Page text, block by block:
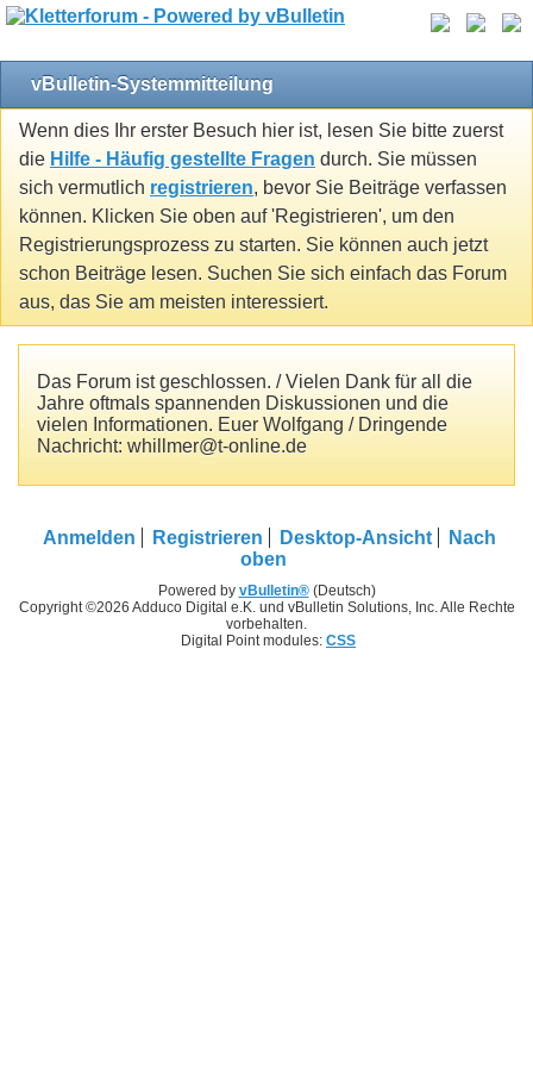
vBulletin-Systemmitteilung
Wenn dies Ihr erster Besuch hier ist, lesen Sie bitte zuerst
die Hilfe - Häufig gestellte Fragen durch. Sie müssen
sich vermutlich registrieren, bevor Sie Beiträge verfassen
können. Klicken Sie oben auf 'Registrieren', um den
Registrierungsprozess zu starten. Sie können auch jetzt
schon Beiträge lesen. Suchen Sie sich einfach das Forum
aus, das Sie am meisten interessiert.
Das Forum ist geschlossen. / Vielen Dank für all die
Jahre oftmals spannenden Diskussionen und die
vielen Informationen. Euer Wolfgang / Dringende
Nachricht: whillmer@t-online.de
Anmelden Registrieren Desktop-Ansicht
Nach
oben
Powered by vBulletin®(Deutsch)
Copyright ©2026 Adduco Digital e.K. und vBulletin Solutions, Inc. Alle Rechte
vorbehalten.
Digital Point modules: CSS